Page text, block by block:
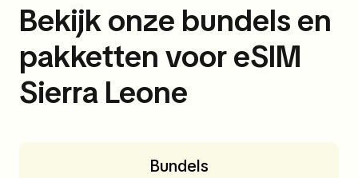
Bekijk onze bundels en
pakketten voor eSIM
Sierra Leone
Bundels